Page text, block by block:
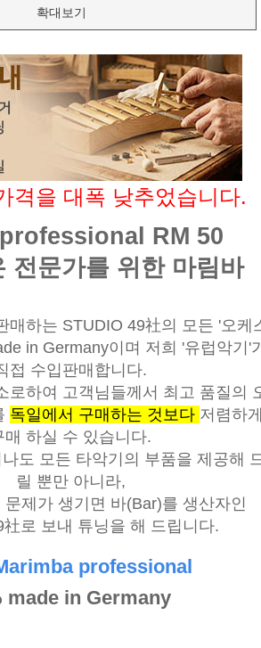
확대보기
격을 대폭 낮추었습니다.
RM 50
전문가를 위한 마림바
매하는 STUDIO 49社의 모든 '오케
in Germany이며 저희 '유럽악기'
접 수입판매합니다.
로하여 고객님들께서 최고 품질의
독일에서 구매하는 것보다 저렴하
매 하실 수 있습니다.
도 모든 타악기의 부품을 제공해
릴 뿐만 아니라,
제가 생기면 바(Bar)를 생산자인
社로 보내 튜닝을 해 드립니다.
professional
made in Germany